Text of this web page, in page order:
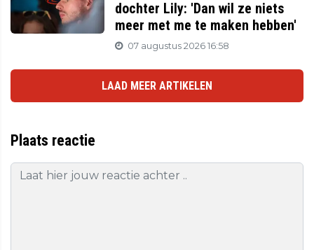
dochter Lily: 'Dan wil ze niets
meer met me te maken hebben'
07 augustus 2026 16:58
LAAD MEER ARTIKELEN
Plaats reactie